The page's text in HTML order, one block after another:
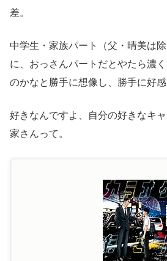
差。
中学生・家族パート（父・晴美は
に、おっさんパートだとやたら濃
のかなと勝手に想像し、勝手に好感
好きなんですよ、自分の好きなキ
家さんって。